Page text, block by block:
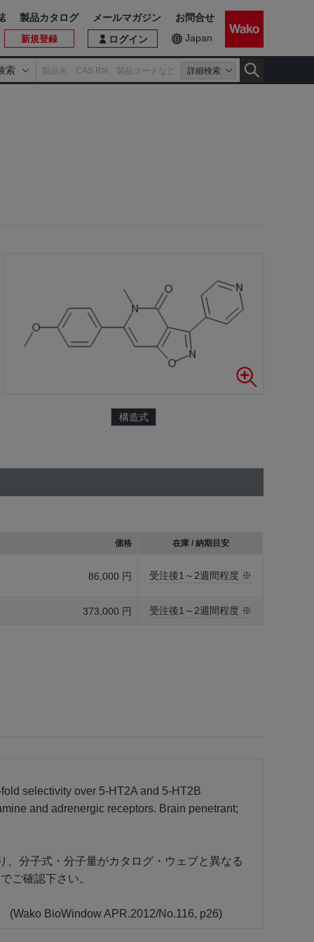
索 詳細検索
ログイン
新規登録 Japan
製品カタログ メールマガジン お問合せ
構造式
価格 在庫 / 納期目安
86,000 円 受注後1～2週間程度 ※
373,000 円 受注後1～2週間程度 ※
selectivity over 5-HT2A and 5-HT2B
and adrenergic receptors. Brain penetrant;
分子式・分子量がカタログ・ウェブと異なる
ご確認下さい。
(Wako BioWindow APR.2012/No.116, p26)